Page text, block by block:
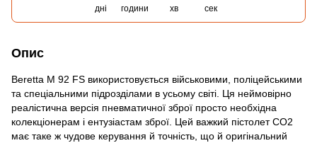
дні години хв сек
Опис
Beretta M 92 FS використовується військовими, поліцейськими
та спеціальними підрозділами в усьому світі. Ця неймовірно
реалістична версія пневматичної зброї просто необхідна
колекціонерам і ентузіастам зброї. Цей важкий пістолет CO2
має таке ж чудове керування й точність, що й оригінальний